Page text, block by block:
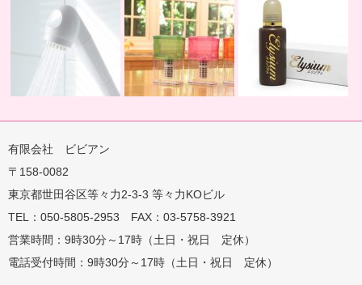
用地球の恵みを シャワー
有限会社 ビビアン
〒158-0082
東京都世田谷区等々力2-3-3 等々力KOビル
TEL：050-5805-2953 FAX：03-5758-3921
営業時間：9時30分～17時（土日・祝日 定休）
電話受付時間：9時30分～17時（土日・祝日 定休）